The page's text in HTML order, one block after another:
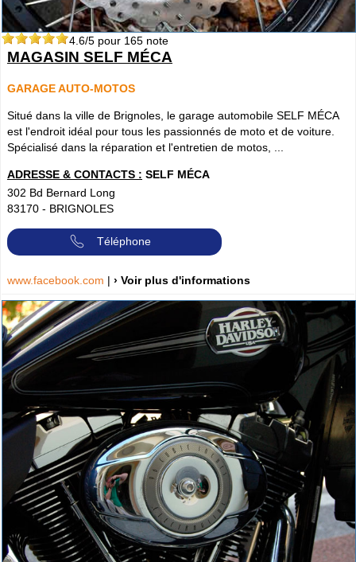
4.6/5 pour 165 note
MAGASIN SELF MÉCA
GARAGE AUTO-MOTOS
Situé dans la ville de Brignoles, le garage automobile SELF MÉCA
est l'endroit idéal pour tous les passionnés de moto et de voiture.
Spécialisé dans la réparation et l'entretien de motos, ...
ADRESSE & CONTACTS : SELF MÉCA
302 Bd Bernard Long
83170 - BRIGNOLES
Téléphone
www.facebook.com | › Voir plus d'informations